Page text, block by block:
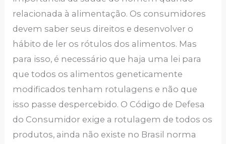
relacionada à alimentação. Os consumidores
devem saber seus direitos e desenvolver o
hábito de ler os rótulos dos alimentos. Mas
para isso, é necessário que haja uma lei para
que todos os alimentos geneticamente
modificados tenham rotulagens e não que
isso passe despercebido. O Código de Defesa
do Consumidor exige a rotulagem de todos os
produtos, ainda não existe no Brasil norma